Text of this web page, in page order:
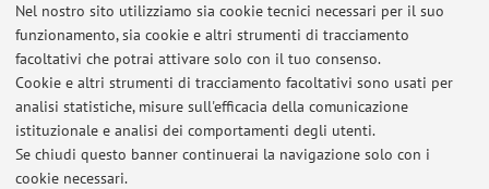
Nel nostro sito utilizziamo sia cookie tecnici necessari per il suo
funzionamento, sia cookie e altri strumenti di tracciamento
facoltativi che potrai attivare solo con il tuo consenso.
Cookie e altri strumenti di tracciamento facoltativi sono usati per
analisi statistiche, misure sull'efficacia della comunicazione
istituzionale e analisi dei comportamenti degli utenti.
Se chiudi questo banner continuerai la navigazione solo con i
cookie necessari.
Al momento non sono presenti contenuti.
Ultimi avvisi
Al momento non sono presenti avvisi.